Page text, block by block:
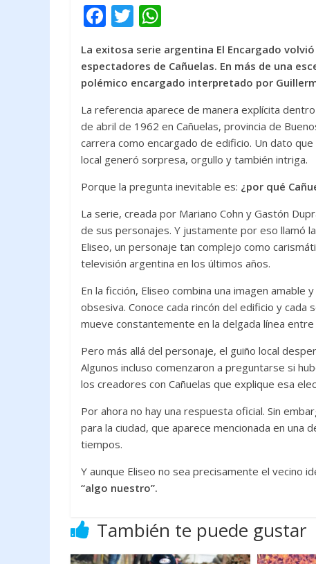
F
ac
e
b
o
o
k
T
itt
er
at
s
A
p
p
La exitosa serie argentina El Encargado
espectadores de Cañuelas. En más de una
polémico encargado interpretado por
La referencia aparece de manera explícita
de abril de 1962 en Cañuelas, provincia de
carrera como encargado de edificio. Un dato
local generó sorpresa, orgullo y también intriga.
Porque la pregunta inevitable es: ¿por qué
La serie, creada por Mariano Cohn y Gastón
de sus personajes. Y justamente por eso llamó
Eliseo, un personaje tan complejo como
televisión argentina en los últimos años.
En la ficción, Eliseo combina una imagen amable
obsesiva. Conoce cada rincón del edificio y
mueve constantemente en la delgada línea
Pero más allá del personaje, el guiño local
Algunos incluso comenzaron a preguntarse si
los creadores con Cañuelas que explique esa
Por ahora no hay una respuesta oficial. Sin
para la ciudad, que aparece mencionada en una
tiempos.
Y aunque Eliseo no sea precisamente el vecino
“algo nuestro”.
También te puede gustar